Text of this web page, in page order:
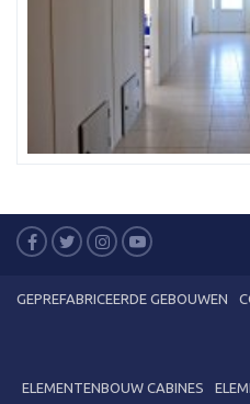
GEPREFABRICEERDE GEBOUWEN
ELEMENTENBOUW CABINES